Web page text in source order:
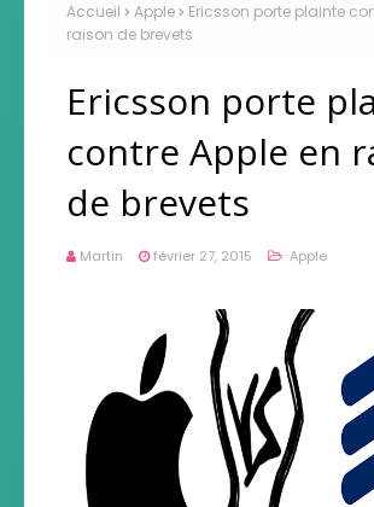
Accueil Apple
Ericsson porte plainte
raison de brevets
Ericsson porte
contre Apple en
de brevets
Martin février 27, 2015 Apple